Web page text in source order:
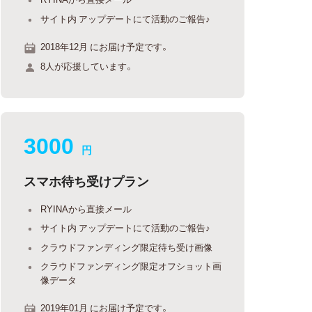
サイト内 アップデートにて活動のご報告♪
2018年12月 にお届け予定です。
8人が応援しています。
3000 円
スマホ待ち受けプラン
RYINAから直接メール
サイト内 アップデートにて活動のご報告♪
クラウドファンディング限定待ち受け画像
クラウドファンディング限定オフショット画
像データ
2019年01月 にお届け予定です。